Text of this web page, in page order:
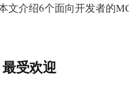
文介绍6个面向开发者的
受欢迎